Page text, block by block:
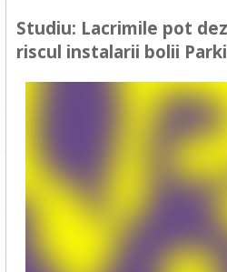
Studiu: Lacrimile pot
riscul instalarii bolii